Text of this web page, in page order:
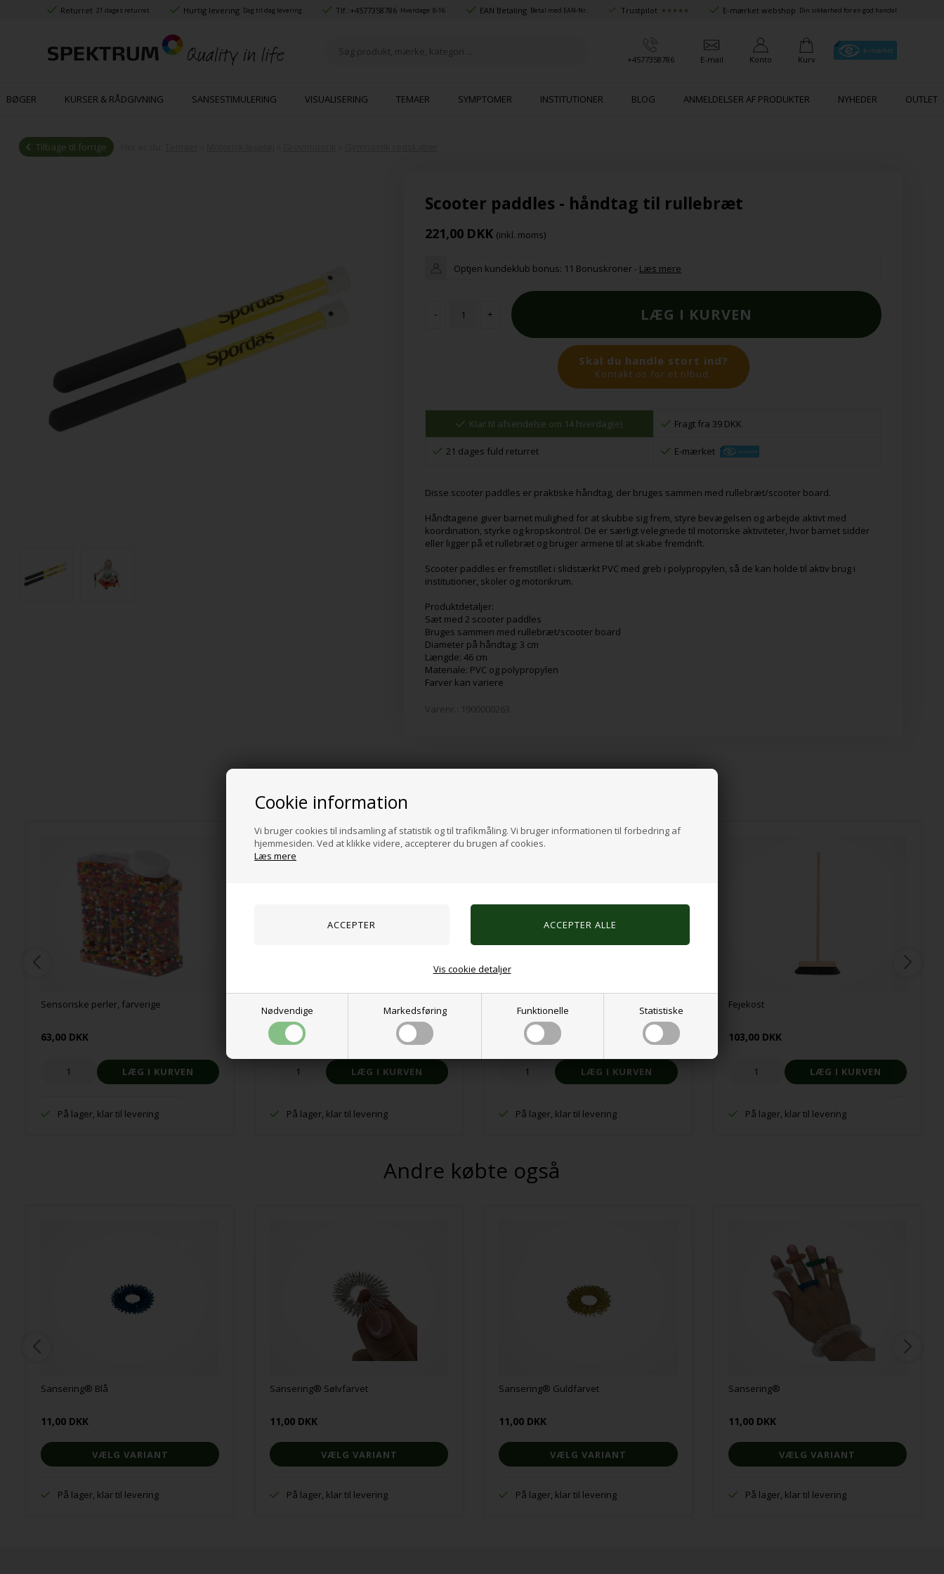
Cookie information
Vi bruger cookies til indsamling af statistik og til trafikmåling. Vi bruger informationen til forbedring af
hjemmesiden. Ved at klikke videre, accepterer du brugen af cookies.
Læs mere
Nødvendige Markedsføring Funktionelle Statistiske
Vis cookie detaljer
Returret 21 dages returret Hurtig levering Dag til dag levering Tlf.:+4577358786 Hverdage: 8-16 EAN Betaling Betal med EAN-Nr. Trustpilot ★★★★★ E-mærket webshop Din sikkerhed for en god handel
+4577358786 E-mail Konto Kurv
BØGER KURSER & RÅDGIVNING SANSESTIMULERING VISUALISERING TEMAER SYMPTOMER INSTITUTIONER BLOG ANMELDELSER AF PRODUKTER NYHEDER OUTLET
Tilbage til forrige
Scooter paddles - håndtag til rullebræt
221,00 DKK (inkl. moms)
Optjen kundeklub bonus: 11 Bonuskroner - Læs mere
- +
Skal du handle stort ind?
Kontakt os for et tilbud.
Klar til afsendelse om 14 hverdag(e) Fragt fra 39 DKK
21 dages fuld returret E-mærket
Disse scooter paddles er praktiske håndtag, der bruges sammen med rullebræt/scooter board.
Håndtagene giver barnet mulighed for at skubbe sig frem, styre bevægelsen og arbejde aktivt med
koordination, styrke og kropskontrol. De er særligt velegnede til motoriske aktiviteter, hvor barnet sidder
eller ligger på et rullebræt og bruger armene til at skabe fremdrift.
Scooter paddles er fremstillet i slidstærkt PVC med greb i polypropylen, så de kan holde til aktiv brug i
institutioner, skoler og motorikrum.
Produktdetaljer:
Sæt med 2 scooter paddles
Bruges sammen med rullebræt/scooter board
Diameter på håndtag: 3 cm
Længde: 46 cm
Materiale: PVC og polypropylen
Farver kan variere
Varenr.: 1900000263
Sensoriske perler, farverige
63,00 DKK
På lager, klar til levering
Stressbold smiley
10,00 DKK
På lager, klar til levering
Sensorisk fidget puslespil
124,00 DKK
På lager, klar til levering
Fejekost
103,00 DKK
På lager, klar til levering
Andre købte også
Sansering® Blå
11,00 DKK
VÆLG VARIANT
På lager, klar til levering
Sansering® Sølvfarvet
11,00 DKK
VÆLG VARIANT
På lager, klar til levering
Sansering® Guldfarvet
11,00 DKK
VÆLG VARIANT
På lager, klar til levering
Sansering®
11,00 DKK
VÆLG VARIANT
På lager, klar til levering